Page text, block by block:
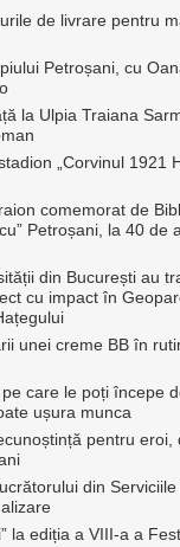
de livrare pentru
Petroșani, cu
la Ulpia Traiana
„Corvinul 1921
comemorat de
Petroșani, la 40 de
din București au
cu impact în
unei creme BB în
care le poți începe
ușura munca
pentru eroi,
din
la ediția a VIII-a a